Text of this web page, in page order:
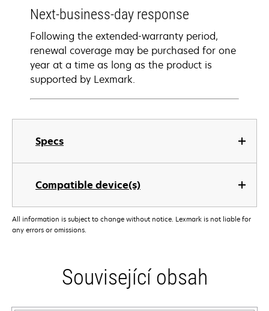
Specs
Compatible device(s)
Next-business-day response
Following the extended-warranty period,
renewal coverage may be purchased for one
year at a time as long as the product is
supported by Lexmark.
All information is subject to change without notice. Lexmark is not liable for
any errors or omissions.
Související obsah